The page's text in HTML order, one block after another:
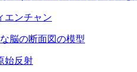
エンチャン
始反射